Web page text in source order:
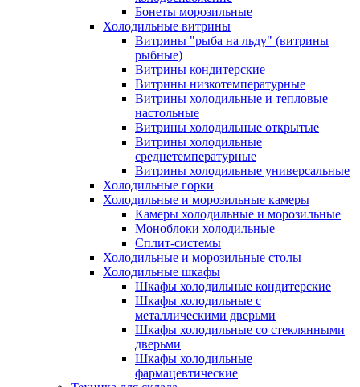
Бонеты морозильные
Холодильные витрины
Витрины "рыба на льду" (витрины
рыбные)
Витрины кондитерские
Витрины низкотемпературные
Витрины холодильные и тепловые
настольные
Витрины холодильные открытые
Витрины холодильные
среднетемпературные
Витрины холодильные универсальные
Холодильные горки
Холодильные и морозильные камеры
Камеры холодильные и морозильные
Моноблоки холодильные
Сплит-системы
Холодильные и морозильные столы
Холодильные шкафы
Шкафы холодильные кондитерские
Шкафы холодильные с
металлическими дверьми
Шкафы холодильные со стеклянными
дверьми
Шкафы холодильные
фармацевтические